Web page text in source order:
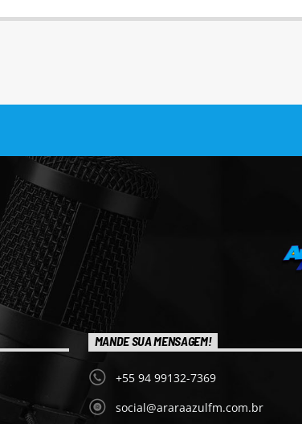
MANDE SUA MENSAGEM!
+55 94 99132-7369
social@araraazulfm.com.br